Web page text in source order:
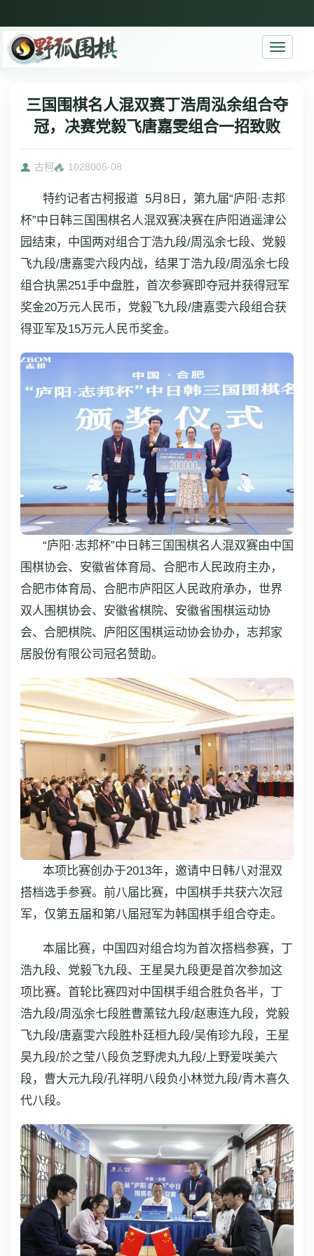
Toggle
三国围棋名人混双赛丁浩周泓余组合夺
冠，决赛党毅飞唐嘉雯组合一招致败
古柯 1028005-08
特约记者古柯报道 5月8日，第九届“庐阳·志邦
杯”中日韩三国围棋名人混双赛决赛在庐阳逍遥津公
园结束，中国两对组合丁浩九段/周泓余七段、党毅
飞九段/唐嘉雯六段内战，结果丁浩九段/周泓余七段
组合执黑251手中盘胜，首次参赛即夺冠并获得冠军
奖金20万元人民币，党毅飞九段/唐嘉雯六段组合获
得亚军及15万元人民币奖金。
“庐阳·志邦杯”中日韩三国围棋名人混双赛由中国
围棋协会、安徽省体育局、合肥市人民政府主办，
合肥市体育局、合肥市庐阳区人民政府承办，世界
双人围棋协会、安徽省棋院、安徽省围棋运动协
会、合肥棋院、庐阳区围棋运动协会协办，志邦家
居股份有限公司冠名赞助。
本项比赛创办于2013年，邀请中日韩八对混双
搭档选手参赛。前八届比赛，中国棋手共获六次冠
军，仅第五届和第八届冠军为韩国棋手组合夺走。
本届比赛，中国四对组合均为首次搭档参赛，丁
浩九段、党毅飞九段、王星昊九段更是首次参加这
项比赛。首轮比赛四对中国棋手组合胜负各半，丁
浩九段/周泓余七段胜曹薰铉九段/赵惠连九段，党毅
飞九段/唐嘉雯六段胜朴廷桓九段/吴侑珍九段，王星
昊九段/於之莹八段负芝野虎丸九段/上野爱咲美六
段，曹大元九段/孔祥明八段负小林觉九段/青木喜久
代八段。